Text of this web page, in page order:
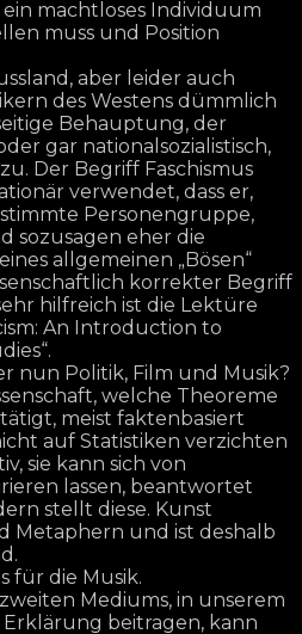
ein machtloses Individuum
muss und Position
aber leider auch
des Westens dümmlich
Behauptung, der
gar nationalsozialistisch,
Der Begriff Faschismus
verwendet, dass er,
Personengruppe,
sozusagen eher die
allgemeinen „Bösen“
korrekter Begriff
hilfreich ist die Lektüre
An Introduction to
nun Politik, Film und Musik?
welche Theoreme
meist faktenbasiert
auf Statistiken verzichten
sie kann sich von
lassen, beantwortet
stellt diese. Kunst
Metaphern und ist deshalb
für die Musik.
Mediums, in unserem
Erklärung beitragen, kann